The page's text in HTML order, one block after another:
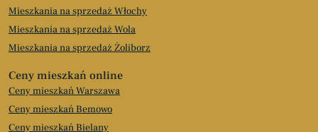
Mieszkania na sprzedaż Włochy
Mieszkania na sprzedaż Wola
Mieszkania na sprzedaż Żoliborz
Ceny mieszkań online
Ceny mieszkań Warszawa
Ceny mieszkań Bemowo
Ceny mieszkań Bielany